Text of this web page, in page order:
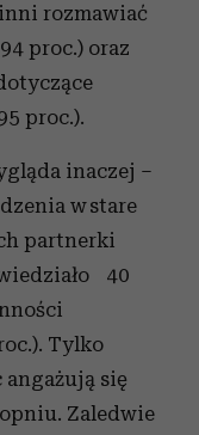
rozmawiać
proc.) oraz
proc.).
inaczej –
w stare
partnerki
40
Tylko
angażują się
Zaledwie